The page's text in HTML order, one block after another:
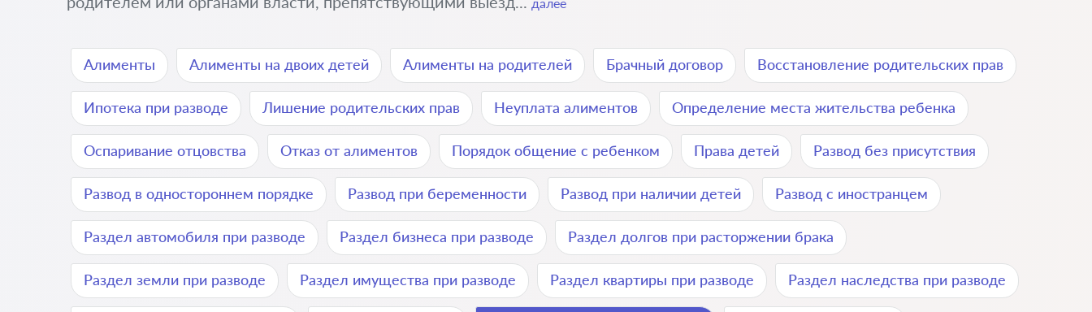
Алименты Алименты на двоих детей Алименты на родителей Брачный договор Восстановление родительских прав
Ипотека при разводе Лишение родительских прав Неуплата алиментов Определение места жительства ребенка
Оспаривание отцовства Отказ от алиментов Порядок общение с ребенком Права детей Развод без присутствия
Развод в одностороннем порядке Развод при беременности Развод при наличии детей Развод с иностранцем
Раздел автомобиля при разводе Раздел бизнеса при разводе Раздел долгов при расторжении брака
Раздел земли при разводе Раздел имущества при разводе Раздел квартиры при разводе Раздел наследства при разводе